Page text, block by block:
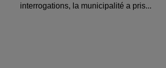
interrogations, la municipalité a pris...